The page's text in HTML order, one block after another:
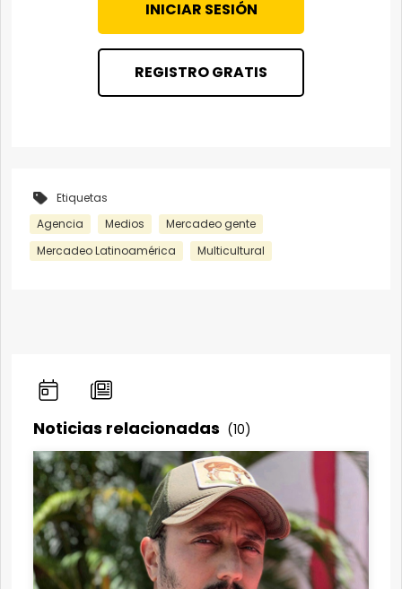
INICIAR SESIÓN
REGISTRO GRATIS
Etiquetas
Agencia
Medios
Mercadeo gente
Mercadeo Latinoamérica
Multicultural
Noticias relacionadas (10)